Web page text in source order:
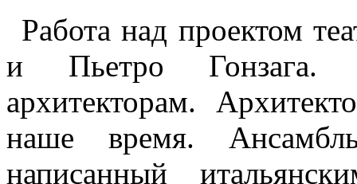
Работа над проектом
и Пьетро Гонзага.
архитекторам.
наше время.
написанный